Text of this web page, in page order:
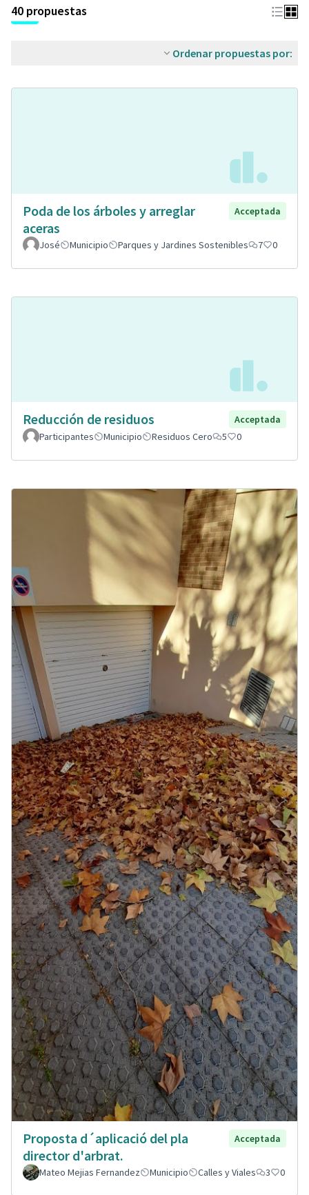
40 propuestas
Ordenar propuestas por:
Poda de los árboles y arreglar
aceras
Acceptada
José Municipio Parques y Jardines Sostenibles 7 0
Reducción de residuos
Acceptada
Participantes
Municipio Residuos Cero 5 0
Proposta d´aplicació del pla
director d'arbrat.
Acceptada
Mateo Mejias Fernandez Municipio Calles y Viales 3 0